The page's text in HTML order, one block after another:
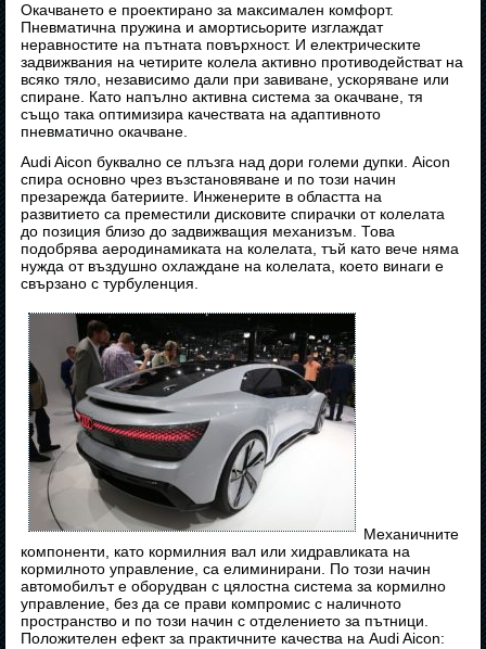
Окачването е проектирано за максимален комфорт.
Пневматична пружина и амортисьорите изглаждат
неравностите на пътната повърхност. И електрическите
задвижвания на четирите колела активно противодействат на
всяко тяло, независимо дали при завиване, ускоряване или
спиране. Като напълно активна система за окачване, тя
също така оптимизира качествата на адаптивното
пневматично окачване.
Audi Aicon буквално се плъзга над дори големи дупки. Aicon
спира основно чрез възстановяване и по този начин
презарежда батериите. Инженерите в областта на
развитието са преместили дисковите спирачки от колелата
до позиция близо до задвижващия механизъм. Това
подобрява аеродинамиката на колелата, тъй като вече няма
нужда от въздушно охлаждане на колелата, което винаги е
свързано с турбуленция.
Механичните
компоненти, като кормилния вал или хидравликата на
кормилното управление, са елиминирани. По този начин
автомобилът е оборудван с цялостна система за кормилно
управление, без да се прави компромис с наличното
пространство и по този начин с отделението за пътници.
Положителен ефект за практичните качества на Audi Aicon: